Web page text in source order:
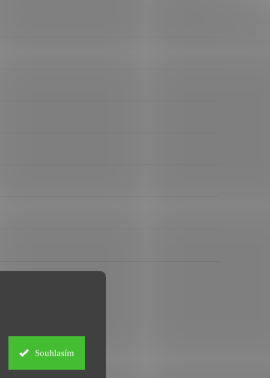
Souhlasím